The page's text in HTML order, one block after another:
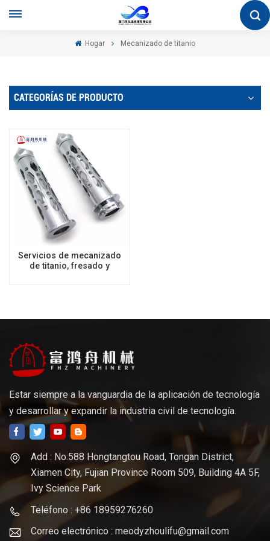
Hogar Mecanizado de titanio
CATEGORÍAS DE PRODUCTO
Servicios de mecanizado
de titanio, fresado y
Estar siempre a la vanguardia de la aplicación de tecnología
y desarrollar y expandir la industria civil de tecnología.
Add : No.588 Hongtangtou Road, Tongan District,
Xiamen City, Fujian Province Room 509, Building 4A 5F,
Ivy Science Park
Teléfono : +86 18959276260
Correo electrónico : meodyzhoulifu@gmail.com